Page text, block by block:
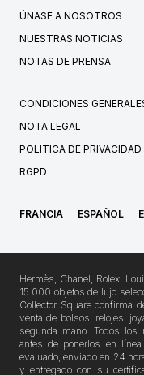
ÚNASE A NOSOTROS
NUESTRAS NOTICIAS
NOTAS DE PRENSA
CONDICIONES
NOTA LEGAL
POLITICA DE PRIVACIDAD
RGPD
FRANCIA ESPAÑOL
Hermès, Chanel, Rolex,
15.000 objetos de lujo
Collector Square confirma
venta de bolsos, relojes,
segunda mano. Todos los
antes de ponerlos en
evaluado, enviado en 24
y entregado con su